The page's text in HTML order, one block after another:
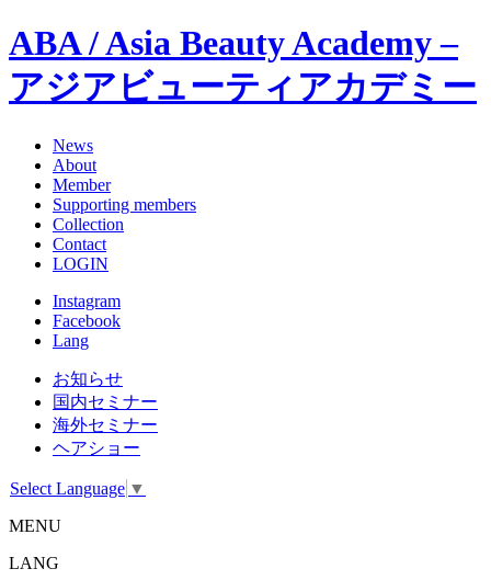
ABA / Asia Beauty Academy –
アジアビューティアカデミー
News
About
Member
Supporting members
Collection
Contact
LOGIN
Instagram
Facebook
Lang
お知らせ
国内セミナー
海外セミナー
ヘアショー
Select Language ▼
MENU
LANG